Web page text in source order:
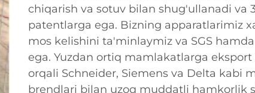
chiqarish va sotuv bilan shug'ullanadi va
patentlarga ega. Bizning apparatlarimiz
mos kelishini ta'minlaymiz va SGS
ega. Yuzdan ortiq mamlakatlarga
orqali Schneider, Siemens va Delta kabi
brendlari bilan uzoq muddatli hamkorlik